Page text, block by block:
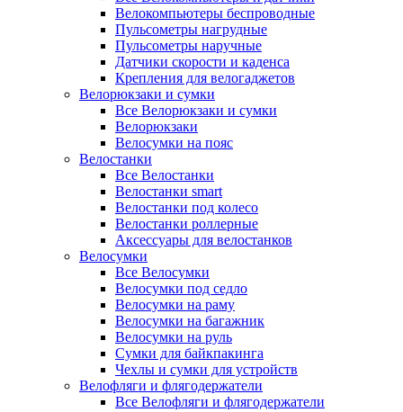
Велокомпьютеры беспроводные
Пульсометры нагрудные
Пульсометры наручные
Датчики скорости и каденса
Крепления для велогаджетов
Велорюкзаки и сумки
Все Велорюкзаки и сумки
Велорюкзаки
Велосумки на пояс
Велостанки
Все Велостанки
Велостанки smart
Велостанки под колесо
Велостанки роллерные
Аксессуары для велостанков
Велосумки
Все Велосумки
Велосумки под седло
Велосумки на раму
Велосумки на багажник
Велосумки на руль
Сумки для байкпакинга
Чехлы и сумки для устройств
Велофляги и флягодержатели
Все Велофляги и флягодержатели